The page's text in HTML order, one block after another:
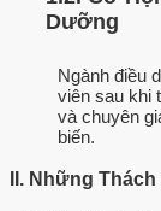
Dưỡng
Ngành điều
viên sau khi
và chuyên
biến.
II. Những